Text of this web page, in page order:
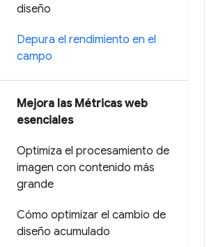
diseño
Depura el rendimiento en el
campo
Mejora las Métricas web
esenciales
Optimiza el procesamiento de
imagen con contenido más
grande
Cómo optimizar el cambio de
diseño acumulado